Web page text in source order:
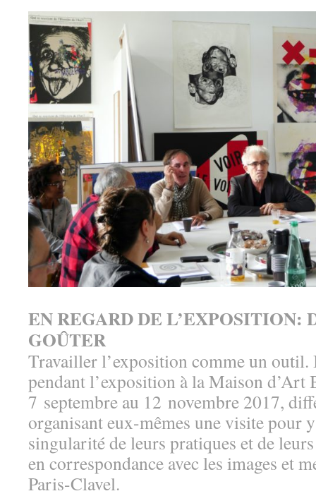
EN REGARD DE L’EXPOSITION:
GOÛTER
Travailler l’exposition comme un outil.
pendant l’exposition à la Maison
7 septembre au 12 novembre 2017,
organisant eux-mêmes une visite pour
singularité de leurs pratiques et de
en correspondance avec les images et
Paris-Clavel.